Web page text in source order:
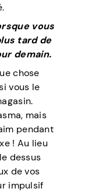
vous
tard de
demain.
chose
vous le
mais
pendant
! Au lieu
dessus
de vos
impulsif